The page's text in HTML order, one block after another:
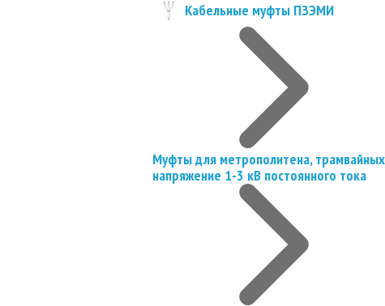
Кабельные муфты ПЗЭМИ
Муфты для метрополитена,
напряжение 1-3 кВ постоянного тока